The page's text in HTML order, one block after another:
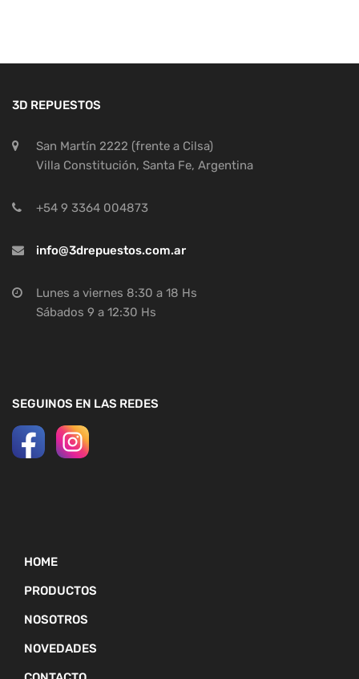
3D REPUESTOS
San Martín 2222 (frente a Cilsa)
Villa Constitución, Santa Fe, Argentina
+54 9 3364 004873
info@3drepuestos.com.ar
Lunes a viernes 8:30 a 18 Hs
Sábados 9 a 12:30 Hs
SEGUINOS EN LAS REDES
HOME
PRODUCTOS
NOSOTROS
NOVEDADES